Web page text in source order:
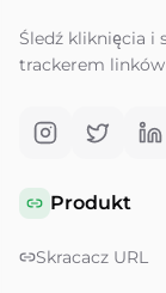
Śledź kliknięcia i
trackerem linków
Produkt
Skracacz URL